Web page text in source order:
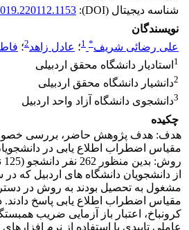
شناسه دیجیتال (DOI):
نویسندگان
علی رضائی شریف*
1؛ عادل زاهد2؛
1 استادیار دانشگاه محقق اردبیلی
2دانشیار دانشگاه محقق اردبیلی
3دانشجوی دانشگاه آزاد واحد اردبیل
چکیده
هدف: هدف پژوهش حاضر، بررسی
مقیاس اضطراب اطلاع یابی در
مشغول به تحصیل بودند به روش در
مقیاس اضطراب اطلاع یابی پاسخ دادند.
کرونباخ، اعتبار باز آزمایی ضریب